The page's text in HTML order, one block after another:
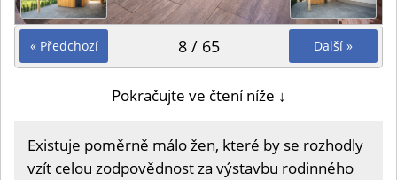
« Předchozí Další »
8 / 65
Pokračujte ve čtení níže ↓
Existuje poměrně málo žen, které by se rozhodly
vzít celou zodpovědnost za výstavbu rodinného